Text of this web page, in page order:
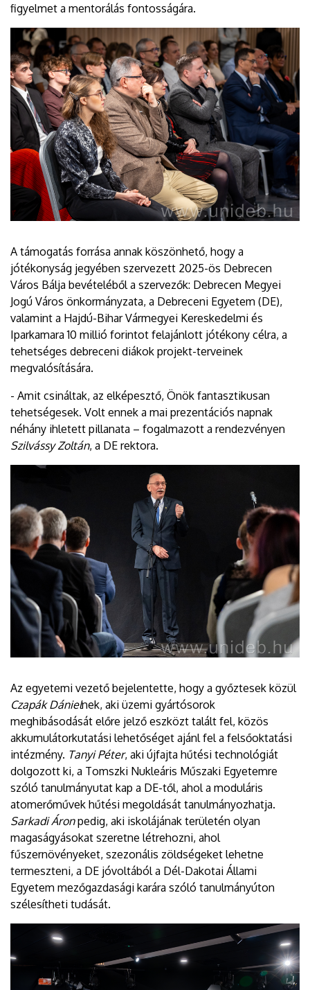
figyelmet a mentorálás fontosságára.
A támogatás forrása annak köszönhető, hogy a
jótékonyság jegyében szervezett 2025-ös Debrecen
Város Bálja bevételéből a szervezők: Debrecen Megyei
Jogú Város önkormányzata, a Debreceni Egyetem (DE),
valamint a Hajdú-Bihar Vármegyei Kereskedelmi és
Iparkamara 10 millió forintot felajánlott jótékony célra, a
tehetséges debreceni diákok projekt-terveinek
megvalósítására.
- Amit csináltak, az elképesztő, Önök fantasztikusan
tehetségesek. Volt ennek a mai prezentációs napnak
néhány ihletett pillanata – fogalmazott a rendezvényen
Szilvássy Zoltán, a DE rektora.
Az egyetemi vezető bejelentette, hogy a győztesek közül
Czapák Dánielnek, aki üzemi gyártósorok
meghibásodását előre jelző eszközt talált fel, közös
akkumulátorkutatási lehetőséget ajánl fel a felsőoktatási
intézmény. Tanyi Péter, aki újfajta hűtési technológiát
dolgozott ki, a Tomszki Nukleáris Műszaki Egyetemre
szóló tanulmányutat kap a DE-től, ahol a moduláris
atomerőművek hűtési megoldását tanulmányozhatja.
Sarkadi Áronpedig, aki iskolájának területén olyan
magaságyásokat szeretne létrehozni, ahol
fűszernövényeket, szezonális zöldségeket lehetne
termeszteni, a DE jóvoltából a Dél-Dakotai Állami
Egyetem mezőgazdasági karára szóló tanulmányúton
szélesítheti tudását.